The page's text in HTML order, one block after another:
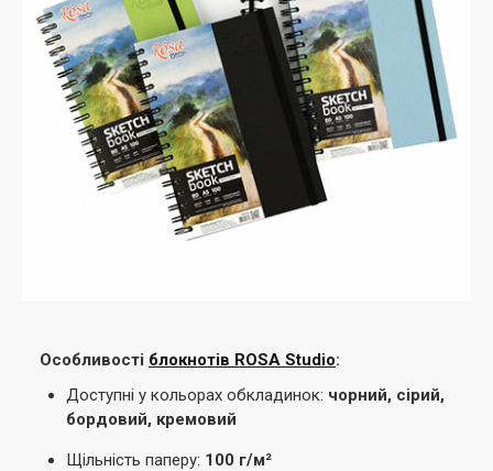
Особливості блокнотів ROSA Studio:
Доступні у кольорах обкладинок: чорний, сірий,
бордовий, кремовий
Щільність паперу: 100 г/м²